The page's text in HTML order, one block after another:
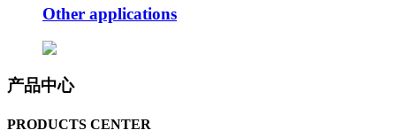
Other applications
产品中心
PRODUCTS CENTER